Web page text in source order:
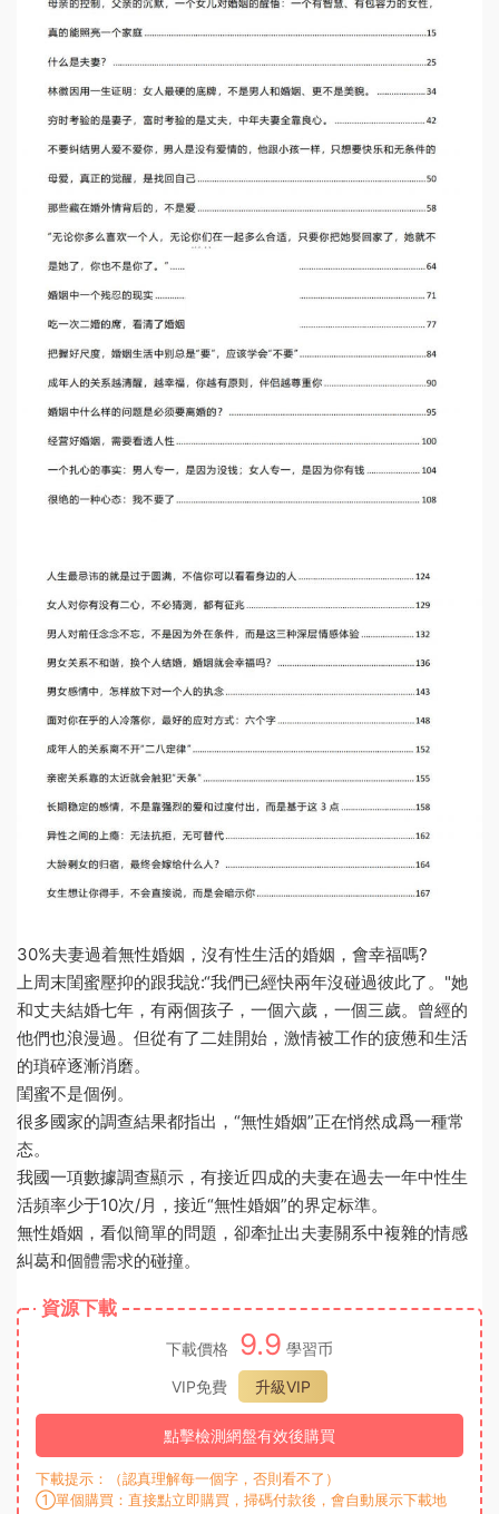
30%夫妻過着無性婚姻，沒有性生活的婚姻，會幸福嗎?
上周末閨蜜壓抑的跟我說:“我們已經快兩年沒碰過彼此了。"她
和丈夫結婚七年，有兩個孩子，一個六歲，一個三歲。曾經的
他們也浪漫過。但從有了二娃開始，激情被工作的疲憊和生活
的瑣碎逐漸消磨。
閨蜜不是個例。
很多國家的調查結果都指出，“無性婚姻”正在悄然成爲一種常
态。
我國一項數據調查顯示，有接近四成的夫妻在過去一年中性生
活頻率少于10次/月，接近“無性婚姻”的界定标準。
無性婚姻，看似簡單的問題，卻牽扯出夫妻關系中複雜的情感
糾葛和個體需求的碰撞。
資源下載
下載價格 9.9 學習币
VIP免費
升級VIP
點擊檢測網盤有效後購買
下載提示：（認真理解每一個字，否則看不了）
①單個購買：直接點立即購買，掃碼付款後，會自動展示下載地